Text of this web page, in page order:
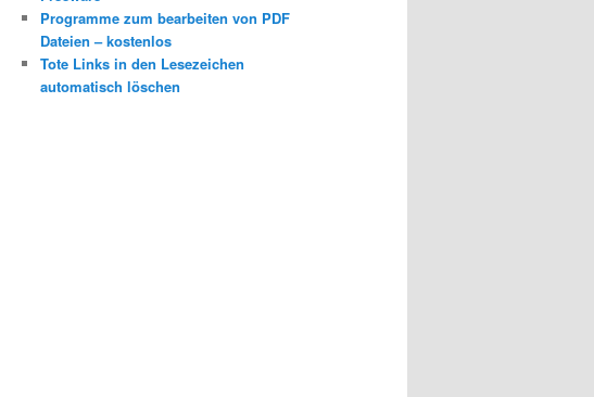
Programme zum bearbeiten von PDF
Dateien – kostenlos
Tote Links in den Lesezeichen
automatisch löschen